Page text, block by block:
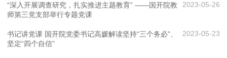
2023-05-26
“深入开展调查研究，扎实推进主题教育” ——国开院教
师第三党支部举行专题党课
2023-05-23
书记讲党课 国开院党委书记高媛解读坚持“三个务必”、
坚定“四个自信”